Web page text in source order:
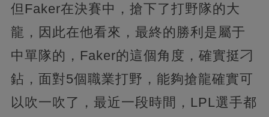
但Faker在決賽中，搶下了打野隊的大
龍，因此在他看來，最終的勝利是屬于
中單隊的，Faker的這個角度，確實挺刁
鉆，面對5個職業打野，能夠搶龍確實可
以吹一吹了，最近一段時間，LPL選手都